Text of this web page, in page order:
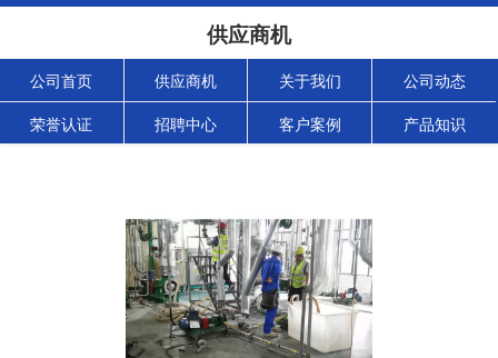
供应商机
公司首页 供应商机 关于我们 公司动态
荣誉认证 招聘中心 客户案例 产品知识